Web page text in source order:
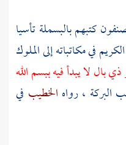
كتبهم بالبسملة تأسيا
في مكاتباته إلى الملوك
بال لا يبدأ فيه ببسم الله
، رواه الخطيب في